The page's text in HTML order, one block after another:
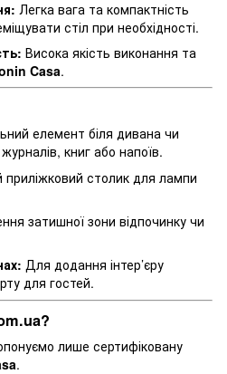
Легка вага та компактність
стіл при необхідності.
Висока якість виконання та
Casa.
елемент біля дивана чи
книг або напоїв.
приліжковий столик для лампи
затишної зони відпочинку чи
Для додання інтер’єру
для гостей.
лише сертифіковану
.